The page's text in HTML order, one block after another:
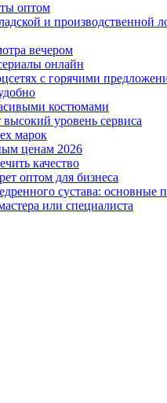
оптом
и производственной
вечером
онлайн
с горячими
костюмами
высокий уровень сервиса
марок
ценам 2026
качество
оптом для бизнеса
сустава: основные
или специалиста